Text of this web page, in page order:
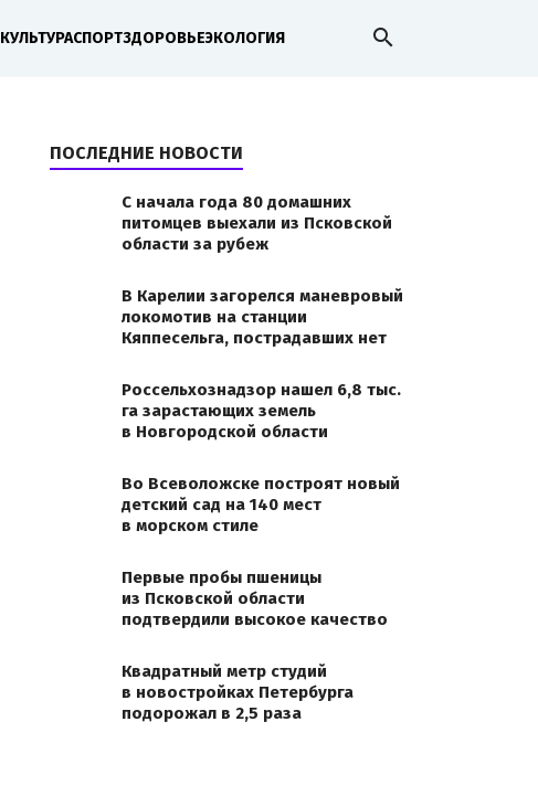
КУЛЬТУРАСПОРТЗДОРОВЬЕЭКОЛОГИЯ search
ПОСЛЕДНИЕ НОВОСТИ
С начала года 80 домашних
питомцев выехали из Псковской
области за рубеж
В Карелии загорелся маневровый
локомотив на станции
Кяппесельга, пострадавших нет
Россельхознадзор нашел 6,8 тыс.
га зарастающих земель
в Новгородской области
Во Всеволожске построят новый
детский сад на 140 мест
в морском стиле
Первые пробы пшеницы
из Псковской области
подтвердили высокое качество
Квадратный метр студий
в новостройках Петербурга
подорожал в 2,5 раза